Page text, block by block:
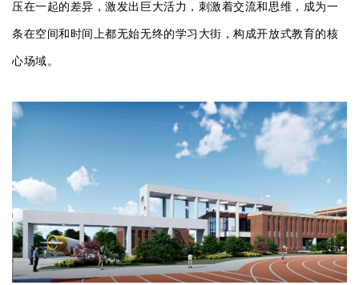
压在一起的差异，激发出巨大活力，刺激着交流和思维， 成为一
条在空间和时间上都无始无终的学习大街，构成开放式教育的核
心场域。